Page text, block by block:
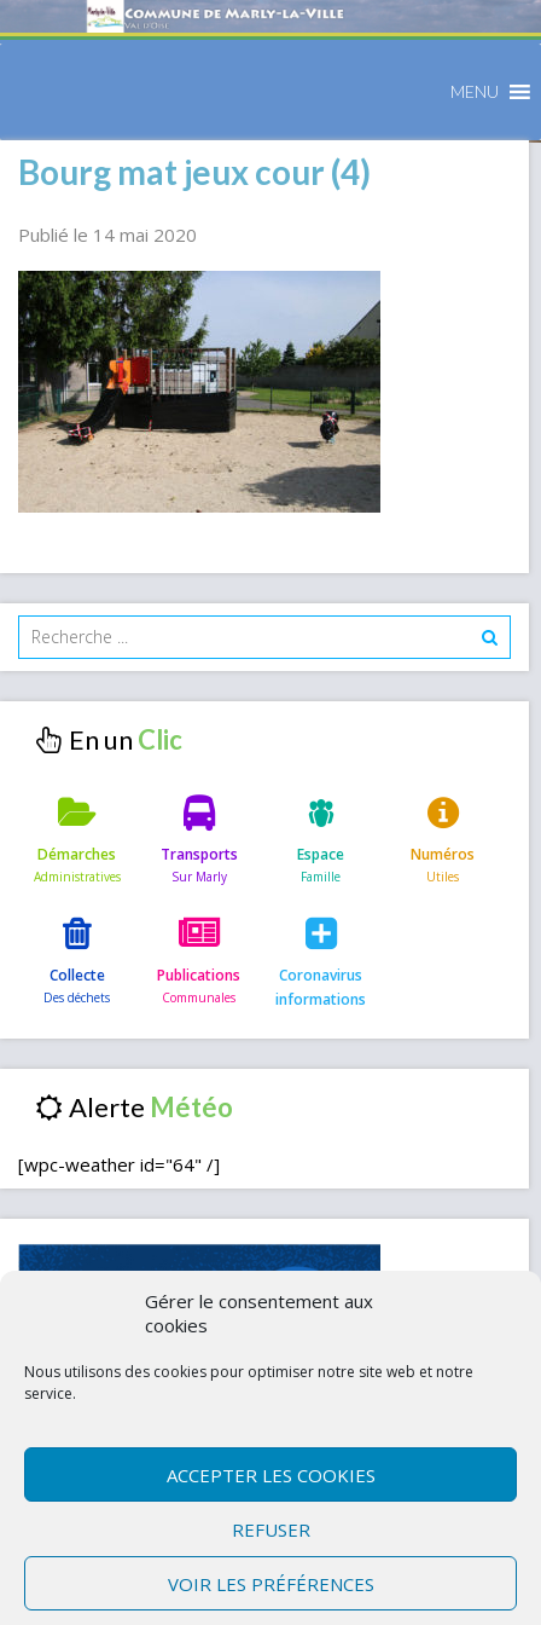
Gérer le consentement aux
cookies
Nous utilisons des cookies pour optimiser notre site web et notre
service.
ACCEPTER LES COOKIES
REFUSER
VOIR LES PRÉFÉRENCES
MENU
Bourg mat jeux cour (4)
Publié le 14 mai 2020
En un
Démarches Transports Espace Numéros
Collecte Publications
Coronavirus
informations
Alerte
[wpc-weather id="64" /]
Politique de confidentialité (UE)
Copyright © 2026 Marly-la-Ville
Site conçu et développé par l'Union des